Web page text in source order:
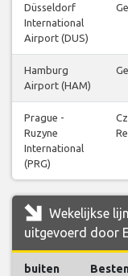
Düsseldorf
International
Airport (DUS)
Hamburg
Airport (HAM)
Prague -
Ruzyne
International
(PRG)
Wekelijkse
uitgevoerd door
buiten